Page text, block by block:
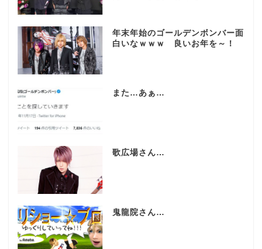
年末年始のゴールデンボンバー面
白いなｗｗｗ 良いお年を～！
また…あぁ…
歌広場さん…
鬼龍院さん…